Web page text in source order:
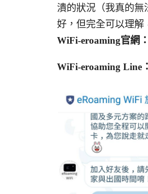
潰的狀況（我真的
好，但完全可以理解
WiFi-eroaming官網
WiFi-eroaming Line：